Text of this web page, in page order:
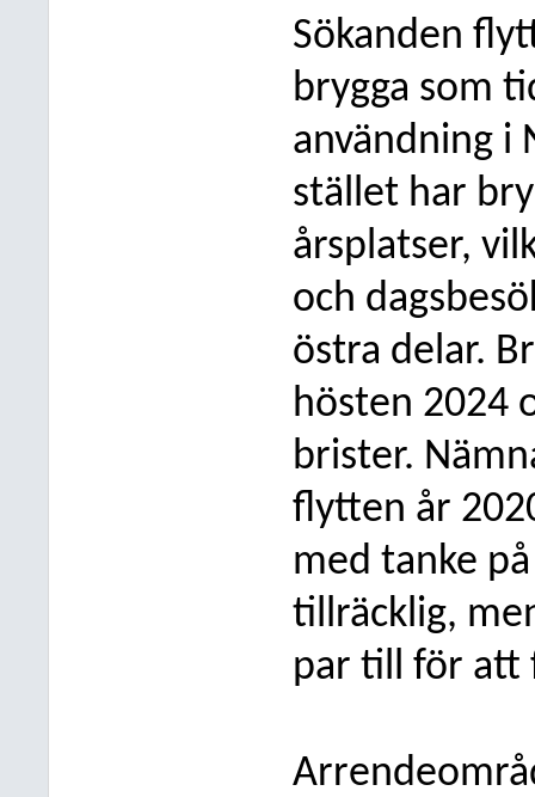
Sökanden
brygga som
användning i
stället har
årsplatser,
och
östra delar.
hösten 2024
brister.
flytten år
med tanke
tillräcklig,
par till för att